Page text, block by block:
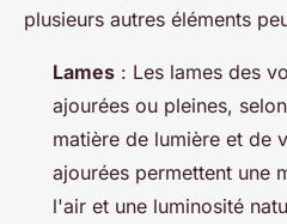
plusieurs autres éléments
Lames : Les lames des
ajourées ou pleines,
matière de lumière et de
ajourées permettent une
l'air et une luminosité